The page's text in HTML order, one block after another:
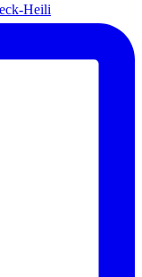
Heili